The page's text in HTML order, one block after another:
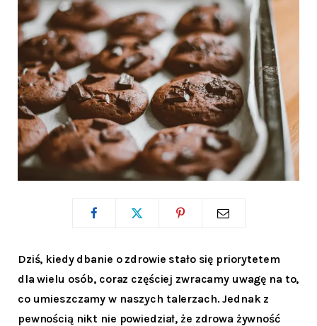
Dziś, kiedy dbanie o zdrowie stało się priorytetem
dla wielu osób, coraz częściej zwracamy uwagę na to,
co umieszczamy w naszych talerzach. Jednak z
pewnością nikt nie powiedział, że zdrowa żywność